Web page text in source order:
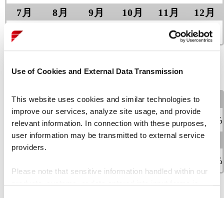
Use of Cookies and External Data Transmission
This website uses cookies and similar technologies to
improve our services, analyze site usage, and provide
relevant information. In connection with these purposes,
user information may be transmitted to external service
providers.
Please note that sensitive information handled within our
7月
―
8月 9月 10月 11月
―
12月
―
2025
1月
100%
2月
100%
3月
100%
4月
100%
5月
100%
6月
100 %
7月 8月 9月 10月 11月 12月
%